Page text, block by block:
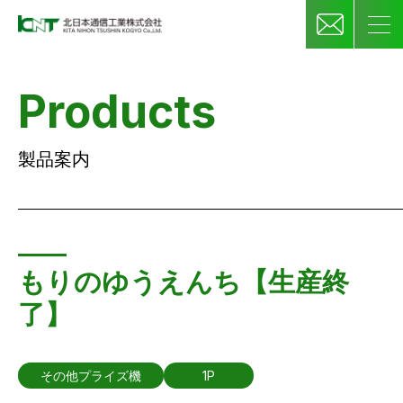
Products
製品案内
もりのゆうえんち【生産終
了】
その他プライズ機 1P